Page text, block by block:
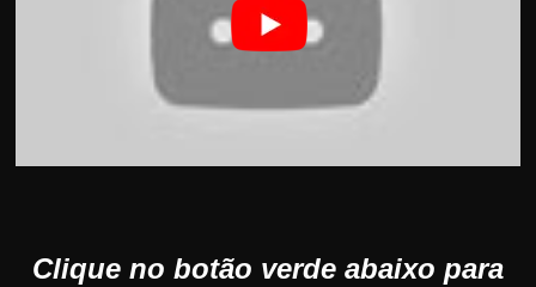
Clique no botão verde abaixo para